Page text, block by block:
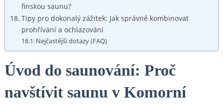
finskou saunu?
Tipy pro dokonalý zážitek: Jak správně kombinovat
prohřívání a ochlazování
Nejčastější dotazy (FAQ)
Úvod do saunování: Proč
navštívit saunu v Komorní